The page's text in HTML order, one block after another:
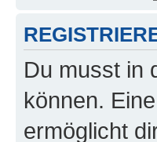
Du musst in
können.
ermöglicht